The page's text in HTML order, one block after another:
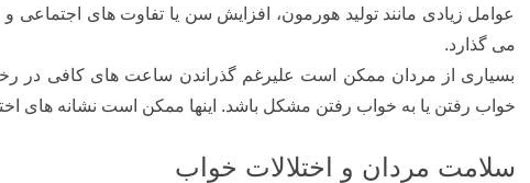
عوامل زیادی مانند تولید هورمون، افزایش سن یا تفاوت های اجتماعی
می گذارد.
بسیاری از مردان ممکن است علیرغم گذراندن ساعت های کافی در
خواب رفتن یا به خواب رفتن مشکل باشد. اینها ممکن است نشانه های
سلامت مردان و اختلالات خواب